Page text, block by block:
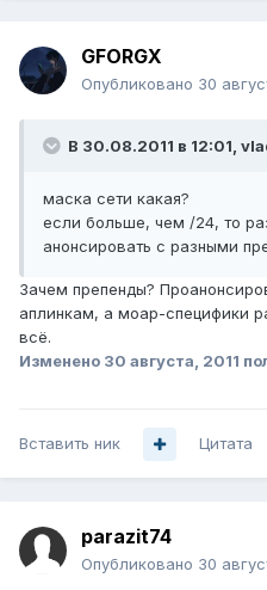
GFORGX
Опубликовано 30
В 30.08.2011 в 12:01,
маска сети какая?
если больше, чем /24, то
анонсировать с разными
Зачем препенды?
аплинкам, а моар-специфики
всё.
Изменено 30 августа, 2011
Вставить ник Цитата
parazit74
Опубликовано 30